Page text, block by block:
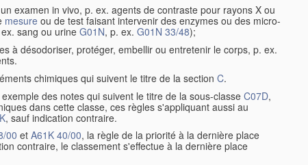
examen in vivo, p. ex. agents de contraste pour rayons X ou
mesure ou de test faisant intervenir des enzymes ou des micro-
sang ou urine G01N, p. ex. G01N 33/48);
à désodoriser, protéger, embellir ou entretenir le corps, p. ex.
chimiques qui suivent le titre de la section C.
des notes qui suivent le titre de la sous-classe C07D,
dans cette classe, ces règles s'appliquant aussi au
, sauf indication contraire.
00 et A61K 40/00, la règle de la priorité à la dernière place
contraire, le classement s'effectue à la dernière place